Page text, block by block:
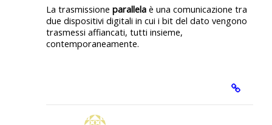
La trasmissione parallela è una comunicazione tra
due dispositivi digitali in cui i bit del dato vengono
trasmessi affiancati, tutti insieme,
contemporaneamente.